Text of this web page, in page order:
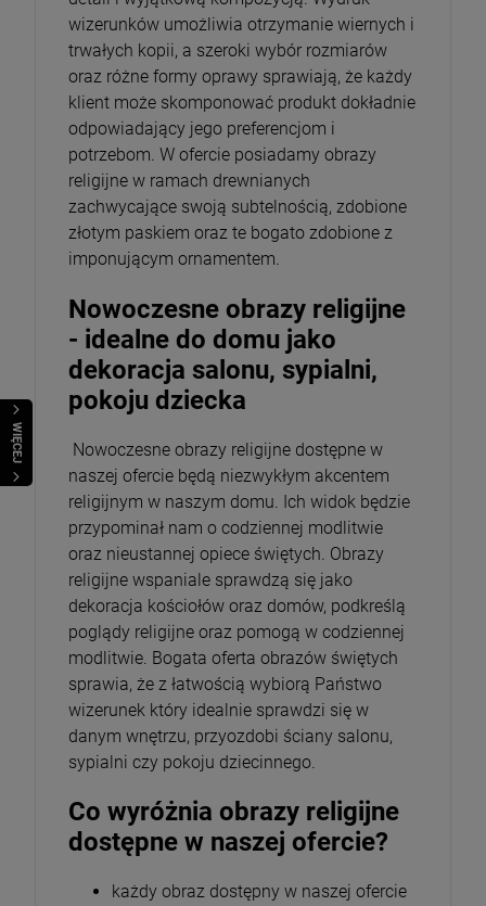
WIĘCEJ
wizerunków umożliwia otrzymanie wiernych i
trwałych kopii, a szeroki wybór rozmiarów
oraz różne formy oprawy sprawiają, że każdy
klient może skomponować produkt dokładnie
odpowiadający jego preferencjom i
potrzebom. W ofercie posiadamy obrazy
religijne w ramach drewnianych
zachwycające swoją subtelnością, zdobione
złotym paskiem oraz te bogato zdobione z
imponującym ornamentem.
Nowoczesne obrazy religijne
- idealne do domu jako
dekoracja salonu, sypialni,
pokoju dziecka
Nowoczesne obrazy religijne dostępne w
naszej ofercie będą niezwykłym akcentem
religijnym w naszym domu. Ich widok będzie
przypominał nam o codziennej modlitwie
oraz nieustannej opiece świętych. Obrazy
religijne wspaniale sprawdzą się jako
dekoracja kościołów oraz domów, podkreślą
poglądy religijne oraz pomogą w codziennej
modlitwie. Bogata oferta obrazów świętych
sprawia, że z łatwością wybiorą Państwo
wizerunek który idealnie sprawdzi się w
danym wnętrzu, przyozdobi ściany salonu,
sypialni czy pokoju dziecinnego.
Co wyróżnia obrazy religijne
dostępne w naszej ofercie?
każdy obraz dostępny w naszej ofercie